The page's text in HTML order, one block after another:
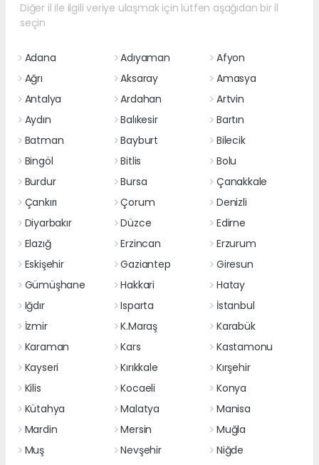
Diğer il ile ilgili veriye ulaşmak için lütfen aşağıdan bir il
seçin
Adana Adıyaman
Afyon
Ağrı
Aksaray
Amasya
Antalya
Ardahan
Artvin
Aydın
Balıkesir
Bartın
Batman
Bayburt
Bilecik
Bingöl
Bitlis
Bolu
Burdur
Bursa
Çanakkale
Çankırı
Çorum
Denizli
Diyarbakır
Düzce
Edirne
Elazığ
Erzincan
Erzurum
Eskişehir
Gaziantep
Giresun
Gümüşhane
Hakkari
Hatay
Iğdır
Isparta
İstanbul
İzmir
K.Maraş
Karabük
Karaman
Kars
Kastamonu
Kayseri
Kırıkkale
Kırşehir
Kilis
Kocaeli
Konya
Kütahya
Malatya
Manisa
Mardin
Mersin
Muğla
Muş
Nevşehir
Niğde